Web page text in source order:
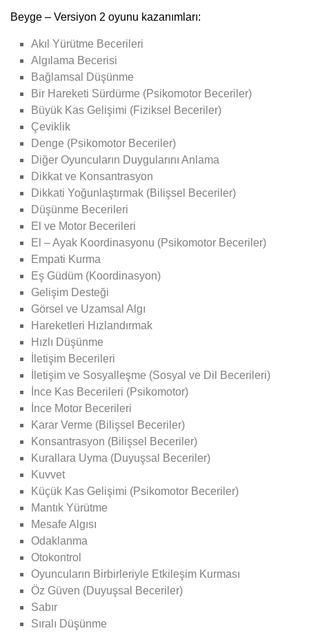
Beyge – Versiyon 2 oyunu kazanımları:
Akıl Yürütme Becerileri
Algılama Becerisi
Bağlamsal Düşünme
Bir Hareketi Sürdürme (Psikomotor Beceriler)
Büyük Kas Gelişimi (Fiziksel Beceriler)
Çeviklik
Denge (Psikomotor Beceriler)
Diğer Oyuncuların Duygularını Anlama
Dikkat ve Konsantrasyon
Dikkati Yoğunlaştırmak (Bilişsel Beceriler)
Düşünme Becerileri
El ve Motor Becerileri
El – Ayak Koordinasyonu (Psikomotor Beceriler)
Empati Kurma
Eş Güdüm (Koordinasyon)
Gelişim Desteği
Görsel ve Uzamsal Algı
Hareketleri Hızlandırmak
Hızlı Düşünme
İletişim Becerileri
İletişim ve Sosyalleşme (Sosyal ve Dil Becerileri)
İnce Kas Becerileri (Psikomotor)
İnce Motor Becerileri
Karar Verme (Bilişsel Beceriler)
Konsantrasyon (Bilişsel Beceriler)
Kurallara Uyma (Duyuşsal Beceriler)
Kuvvet
Küçük Kas Gelişimi (Psikomotor Beceriler)
Mantık Yürütme
Mesafe Algısı
Odaklanma
Otokontrol
Oyuncuların Birbirleriyle Etkileşim Kurması
Öz Güven (Duyuşsal Beceriler)
Sabır
Sıralı Düşünme